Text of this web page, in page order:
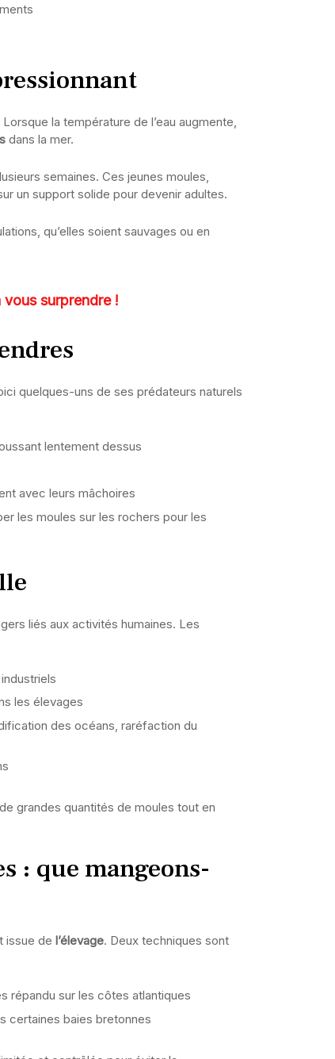
Lorsque la température de l’eau augmente,
dans la mer.
semaines. Ces jeunes moules,
un support solide pour devenir adultes.
qu’elles soient sauvages ou en
surprendre !
quelques-uns de ses prédateurs naturels
lentement dessus
avec leurs mâchoires
les moules sur les rochers pour les
liés aux activités humaines. Les
les élevages
des océans, raréfaction du
grandes quantités de moules tout en
: que mangeons-
issue de l’élevage. Deux techniques sont
répandu sur les côtes atlantiques
certaines baies bretonnes